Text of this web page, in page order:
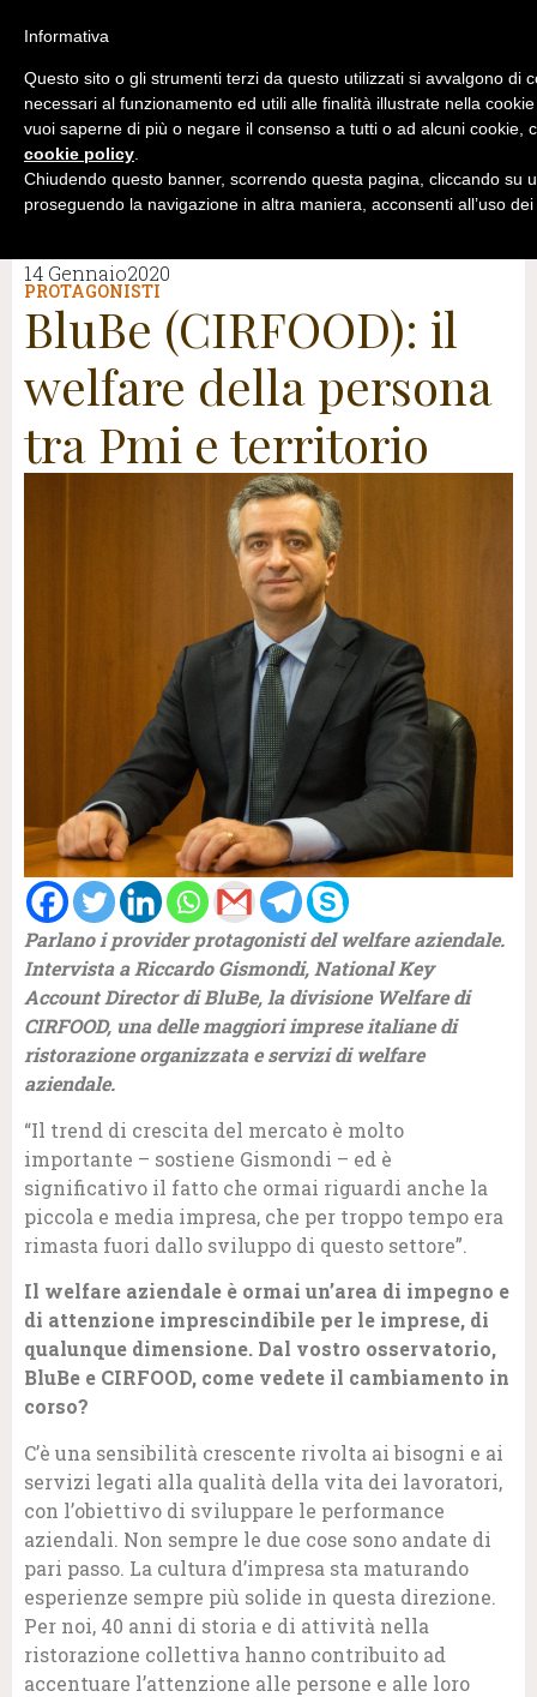
14 Gennaio2020
PROTAGONISTI
BluBe (CIRFOOD): il
welfare della persona
tra Pmi e territorio
Parlano i provider protagonisti del welfare aziendale.
Intervista a Riccardo Gismondi, National Key
Account Director di BluBe, la divisione Welfare di
CIRFOOD, una delle maggiori imprese italiane di
ristorazione organizzata e servizi di welfare
aziendale.
“Il trend di crescita del mercato è molto
importante – sostiene Gismondi – ed è
significativo il fatto che ormai riguardi anche la
piccola e media impresa, che per troppo tempo era
rimasta fuori dallo sviluppo di questo settore”.
Il welfare aziendale è ormai un’area di impegno e
di attenzione imprescindibile per le imprese, di
qualunque dimensione. Dal vostro osservatorio,
BluBe e CIRFOOD, come vedete il cambiamento in
corso?
C’è una sensibilità crescente rivolta ai bisogni e ai
servizi legati alla qualità della vita dei lavoratori,
con l’obiettivo di sviluppare le performance
aziendali. Non sempre le due cose sono andate di
pari passo. La cultura d’impresa sta maturando
esperienze sempre più solide in questa direzione.
Per noi, 40 anni di storia e di attività nella
ristorazione collettiva hanno contribuito ad
accentuare l’attenzione alle persone e alle loro
Informativa
Questo sito o gli strumenti terzi da questo utilizzati si avvalgono di
necessari al funzionamento ed utili alle finalità illustrate nella
vuoi saperne di più o negare il consenso a tutti o ad alcuni cookie,
cookie policy.
Chiudendo questo banner, scorrendo questa pagina, cliccando su
proseguendo la navigazione in altra maniera, acconsenti all’uso